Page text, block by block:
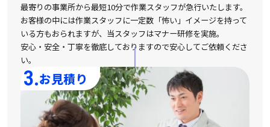
最寄りの事業所から最短10分で作業スタッフが急行いたします。
お客様の中には作業スタッフに一定数「怖い」イメージを持って
いる方もおられますが、 当スタッフはマナー研修を実施。
安心・安全・丁寧を徹底しておりますので安心してご依頼くださ
い。
3.お見積り